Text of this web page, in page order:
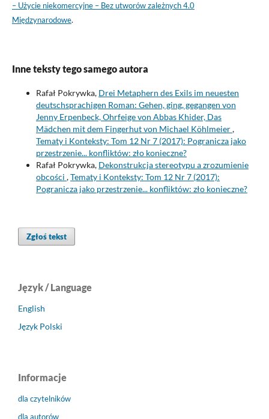
– Użycie niekomercyjne – Bez utworów zależnych 4.0
Międzynarodowe.
Inne teksty tego samego autora
Rafał Pokrywka, Drei Metaphern des Exils im neuesten
deutschsprachigen Roman: Gehen, ging, gegangen von
Jenny Erpenbeck, Ohrfeige von Abbas Khider, Das
Mädchen mit dem Fingerhut von Michael Köhlmeier,
Tematy i Konteksty: Tom 12 Nr 7 (2017): Pogranicza jako
przestrzenie... konfliktów: zło konieczne?
Rafał Pokrywka, Dekonstrukcja stereotypu a zrozumienie
obcości ,Tematy i Konteksty: Tom 12 Nr 7 (2017):
Pogranicza jako przestrzenie... konfliktów: zło konieczne?
Zgłoś tekst
Język / Language
English
Język Polski
Informacje
dla czytelników
dla autorów